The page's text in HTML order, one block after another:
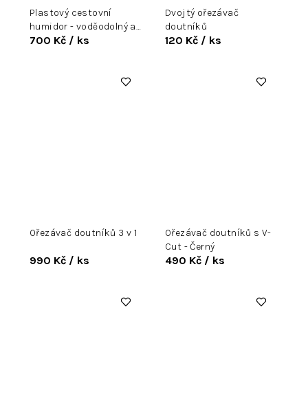
Plastový cestovní
humidor - voděodolný a
nárazuvzdorný
700 Kč / ks
Dvojtý ořezávač
doutníků
120 Kč / ks
Ořezávač doutníků 3 v 1
990 Kč / ks
Ořezávač doutníků s V-
Cut - Černý
490 Kč / ks